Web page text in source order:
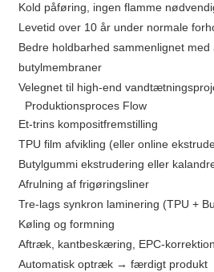
Kold påføring, ingen flamme
Levetid over 10 år under normale
Bedre holdbarhed sammenlignet med
butylmembraner
Velegnet til high-end
Produktionsproces Flow
Et-trins kompositfremstilling
TPU film afvikling (eller online
Butylgummi ekstrudering eller
Afrulning af frigøringsliner
Tre-lags synkron laminering (TPU +
Køling og formning
Aftræk, kantbeskæring, EPC-korrektion
Automatisk optræk → færdigt produkt